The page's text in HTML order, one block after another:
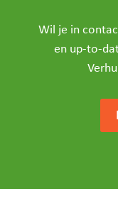
Wil je in
en up-to-